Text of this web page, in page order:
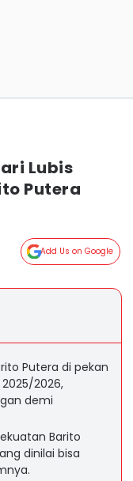
Lubis
Putera
Add Us on Google
Putera di pekan
2026,
demi
Barito
dinilai bisa